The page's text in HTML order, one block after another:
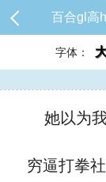
百合gl高
字体：
她以为我
穷逼打拳社